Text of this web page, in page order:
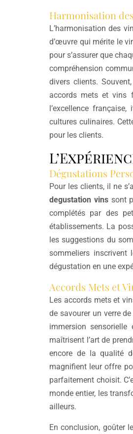
Harmonisation
L’harmonisation des
d’œuvre qui mérite le
pour s’assurer que
compréhension
divers clients.
accords mets et vins
l’excellence
cultures culinaires.
pour les clients.
Dégustations
Pour les clients, il ne
degustation vinssont
complétés par des
établissements. La
les suggestions du
sommeliers
dégustation en une
Accords Mets et
Les accords mets et
de savourer un verre
immersion
maîtrisent l’art de
encore de la qualité
magnifient leur offre
parfaitement choisit.
monde entier, les
ailleurs.
En conclusion, goûter